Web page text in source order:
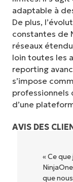
adaptable à
De plus,
constantes de
réseaux
loin toutes les
reporting
s’impose
professionnels
d’une
AVIS DES
« Ce
que